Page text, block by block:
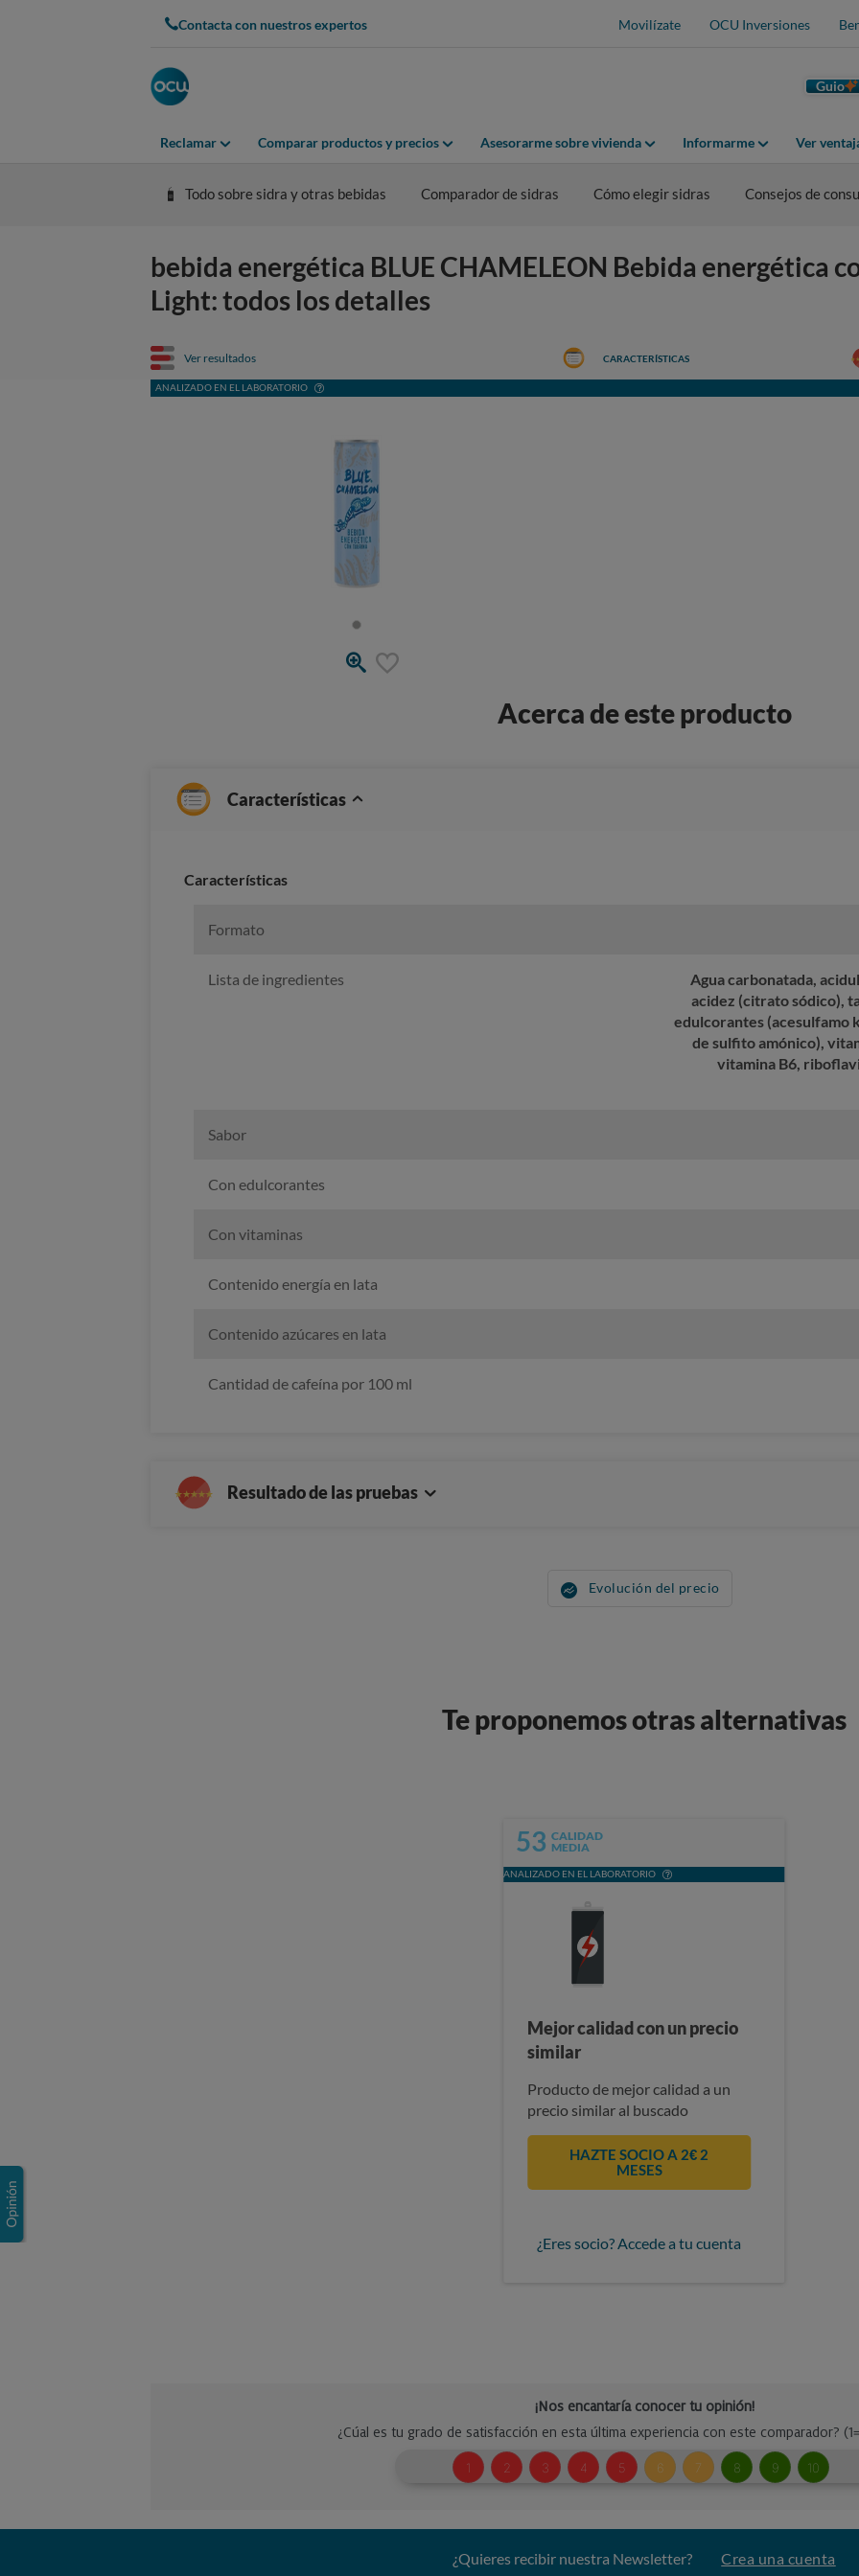
Contacta con nuestros expertos Movilízate OCU Inversiones
Guio
Reclamar Comparar productos y precios Asesorarme sobre vivienda Informarme Ver
Todo sobre sidra y otras bebidas Comparador de sidras Cómo elegir sidras Consejos de
bebida energética BLUE CHAMELEON Bebida energética
Light: todos los detalles
Ver resultados
ANALIZADO EN EL LABORATORIO
CARACTERÍSTICAS
Acerca de este producto
Características
Caracterí­sticas
Formato
Lista de ingredientes
Agua carbonatada,
acidez (citrato sódico),
edulcorantes (acesulfamo
de sulfito amónico),
vitamina B6,
Sabor
Con edulcorantes
Con vitaminas
Contenido energía en lata
Contenido azúcares en lata
Cantidad de cafeína por 100 ml
Resultado de las pruebas
Evolución del precio
Te proponemos otras alternativas
53 CALIDAD
MEDIA
ANALIZADO EN EL LABORATORIO
Mejor calidad con un precio
similar
Producto de mejor calidad a un
precio similar al buscado
HAZTE SOCIO A 2€ 2
MESES
¿Eres socio? Accede a tu cuenta
¿Quieres recibir nuestra Newsletter? Crea una cuenta